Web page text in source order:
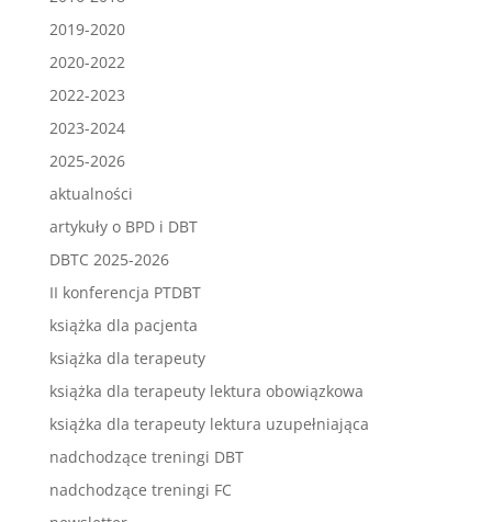
2019-2020
2020-2022
2022-2023
2023-2024
2025-2026
aktualności
artykuły o BPD i DBT
DBTC 2025-2026
II konferencja PTDBT
książka dla pacjenta
książka dla terapeuty
książka dla terapeuty lektura obowiązkowa
książka dla terapeuty lektura uzupełniająca
nadchodzące treningi DBT
nadchodzące treningi FC